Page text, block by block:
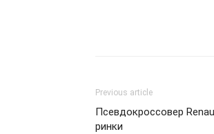
Previous article
Псевдокроссовер
ринки